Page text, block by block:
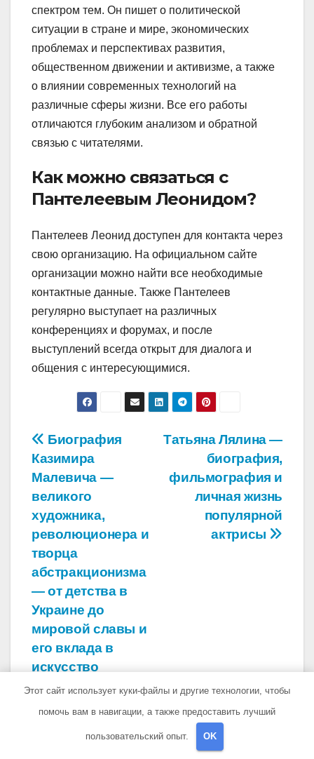
спектром тем. Он пишет о политической
ситуации в стране и мире, экономических
проблемах и перспективах развития,
общественном движении и активизме, а также
о влиянии современных технологий на
различные сферы жизни. Все его работы
отличаются глубоким анализом и обратной
связью с читателями.
Как можно связаться с
Пантелеевым Леонидом?
Пантелеев Леонид доступен для контакта через
свою организацию. На официальном сайте
организации можно найти все необходимые
контактные данные. Также Пантелеев
регулярно выступает на различных
конференциях и форумах, и после
выступлений всегда открыт для диалога и
общения с интересующимися.
Навигация
по
записям
Татьяна Лялина —
биография,
фильмография и
личная жизнь
популярной
актрисы
Биография
Казимира
Малевича —
великого
художника,
революционера и
творца
абстракционизма
— от детства в
Украине до
мировой славы и
его вклада в
искусство
Этот сайт использует куки-файлы и другие технологии, чтобы
помочь вам в навигации, а также предоставить лучший
пользовательский опыт. OK